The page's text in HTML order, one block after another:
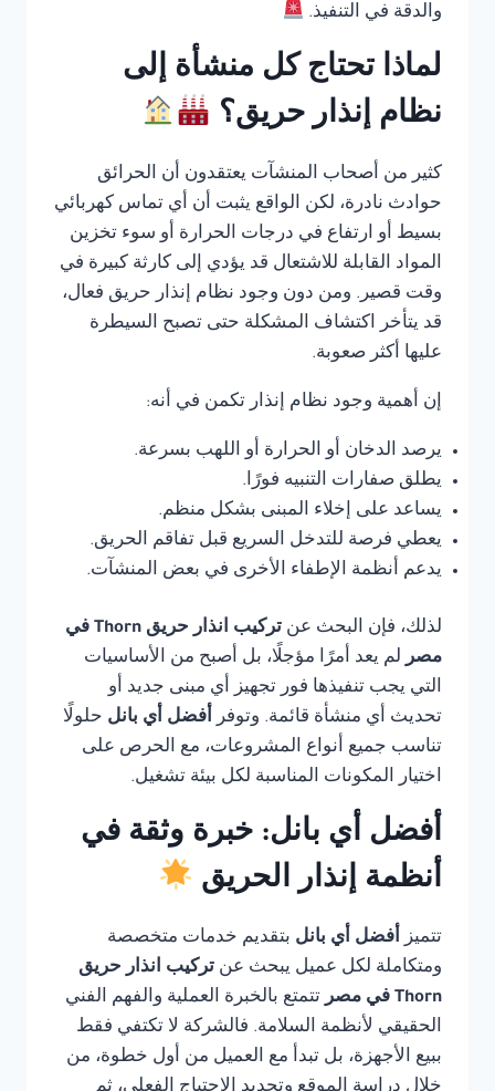
والدقة في التنفيذ.
لماذا تحتاج كل منشأة إلى
نظام إنذار حريق؟
كثير من أصحاب المنشآت يعتقدون أن الحرائق
حوادث نادرة، لكن الواقع يثبت أن أي تماس كهربائي
بسيط أو ارتفاع في درجات الحرارة أو سوء تخزين
المواد القابلة للاشتعال قد يؤدي إلى كارثة كبيرة في
وقت قصير. ومن دون وجود نظام إنذار حريق فعال،
قد يتأخر اكتشاف المشكلة حتى تصبح السيطرة
عليها أكثر صعوبة.
إن أهمية وجود نظام إنذار تكمن في أنه:
يرصد الدخان أو الحرارة أو اللهب بسرعة.
يطلق صفارات التنبيه فورًا.
يساعد على إخلاء المبنى بشكل منظم.
يعطي فرصة للتدخل السريع قبل تفاقم الحريق.
يدعم أنظمة الإطفاء الأخرى في بعض المنشآت.
لذلك، فإن البحث عن
تركيب انذار حريق Thorn في
مصر لم يعد أمرًا مؤجلًا، بل أصبح من الأساسيات
التي يجب تنفيذها فور تجهيز أي مبنى جديد أو
تحديث أي منشأة قائمة. وتوفر أفضل أي بانل حلولًا
تناسب جميع أنواع المشروعات، مع الحرص على
اختيار المكونات المناسبة لكل بيئة تشغيل.
أفضل أي بانل: خبرة وثقة في
أنظمة إنذار الحريق
تتميز أفضل أي بانل بتقديم خدمات متخصصة
ومتكاملة لكل عميل يبحث عن تركيب انذار حريق
Thorn في مصر
تتمتع بالخبرة العملية والفهم الفني
الحقيقي لأنظمة السلامة. فالشركة لا تكتفي فقط
ببيع الأجهزة، بل تبدأ مع العميل من أول خطوة، من